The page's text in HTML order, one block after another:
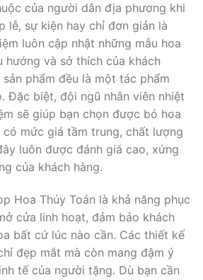
của người dân địa phương khi
lễ, sự kiện hay chỉ đơn giản là
luôn cập nhật những mẫu hoa
hướng và sở thích của khách
phẩm đều là một tác phẩm
Đặc biệt, đội ngũ nhân viên nhiệt
sẽ giúp bạn chọn được bó hoa
có mức giá tầm trung, chất lượng
luôn được đánh giá cao, xứng
của khách hàng.
Hoa Thúy Toán là khả năng phục
cửa linh hoạt, đảm bảo khách
bất cứ lúc nào cần. Các thiết kế
đẹp mắt mà còn mang đậm ý
tế của người tặng. Dù bạn cần